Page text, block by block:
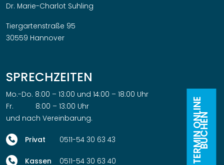
TERMIN ONLINE
BUCHEN
Dr. Marie-Charlot Suhling
Tiergartenstraße 95
30559 Hannover
SPRECHZEITEN
Mo.-Do. 8:00 – 13:00 und 14:00 – 18:00 Uhr
Fr. 8:00 – 13:00 Uhr
und nach Vereinbarung.
0511-54 30 63 43
0511-54 30 63 40